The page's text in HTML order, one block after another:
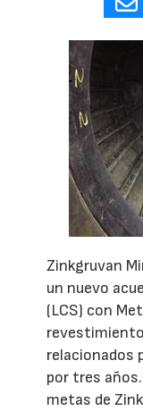
Zinkgruvan
un nuevo
(LCS) con
relacionados
por tres
metas de